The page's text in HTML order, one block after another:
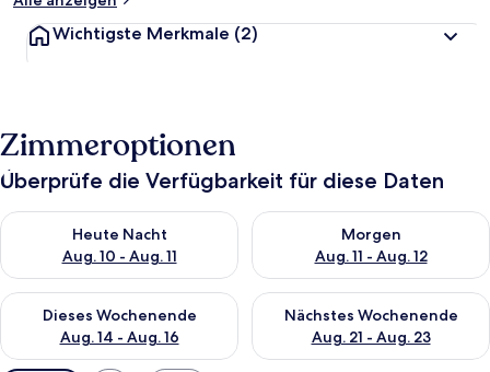
Wichtigste Merkmale (2)
Zimmeroptionen
Überprüfe die Verfügbarkeit für diese Daten
Heute Nacht
Aug. 10 - Aug. 11
Überprüfe die Verfügbarkeit für heute Nacht, Aug. 10 - Aug.
Morgen
Aug. 11 - Aug. 12
Überprüfe die Verfügbarkeit
Dieses Wochenende
Aug. 14 - Aug. 16
Überprüfe die Verfügbarkeit für dieses Wochenende, Aug. 14
Nächstes Wochenende
Aug. 21 - Aug. 23
Überprüfe die Verfügbarkeit